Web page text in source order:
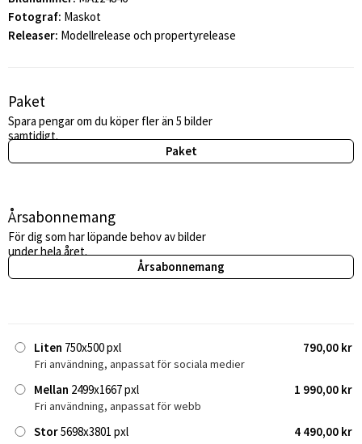
Fotograf: Maskot
Releaser: Modellrelease och propertyrelease
Paket
Spara pengar om du köper fler än 5 bilder
samtidigt.
Paket
Årsabonnemang
För dig som har löpande behov av bilder
under hela året.
Årsabonnemang
Liten 750x500 pxl 790,00 kr
Fri användning, anpassat för sociala medier
Mellan 2499x1667 pxl 1 990,00 kr
Fri användning, anpassat för webb
Stor5698x3801 pxl 4 490,00 kr